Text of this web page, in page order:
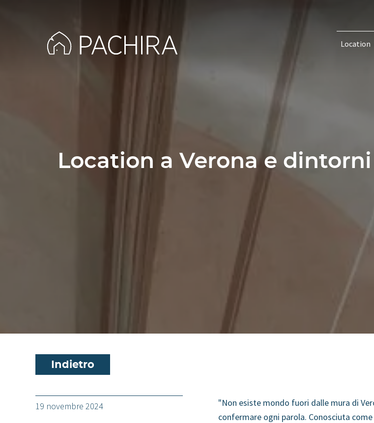
Location
Location a Verona e
Indietro
19 novembre 2024 "Non esiste mondo fuori dalle mura di
confermare ogni parola. Conosciuta